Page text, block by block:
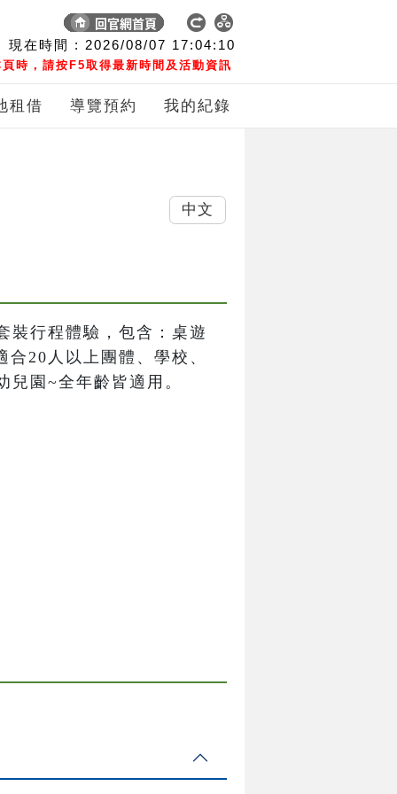
現在時間 : 2026/08/07 17:04:11
時，請按F5取得最新時間及活動資訊
租借 導覽預約 我的紀錄
裝行程體驗，包含：桌遊
20人以上團體、學校、
園~全年齡皆適用。